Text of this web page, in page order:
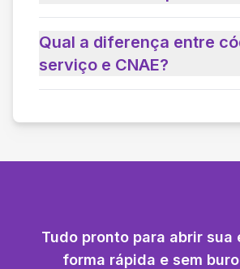
Qual a diferença entre
serviço e CNAE?
Tudo pronto para abrir sua
forma rápida e sem